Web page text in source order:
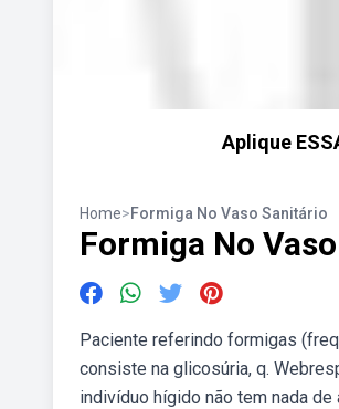
Aplique
Home>Formiga No Vaso Sanitário
Formiga No
Paciente referindo formigas
consiste na glicosúria, q.
indivíduo hígido não tem nada